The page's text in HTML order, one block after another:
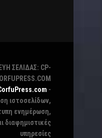
ΣΕΛΙΔΑΣ: CP-
-
ιστοσελίδων,
ενημέρωση,
διαφημιστικές
υπηρεσίες